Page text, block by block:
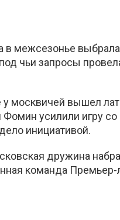
в межсезонье
чьи запросы
у москвичей вышел
Фомин усилили игру
инициативой.
дружина
команда Премьер-